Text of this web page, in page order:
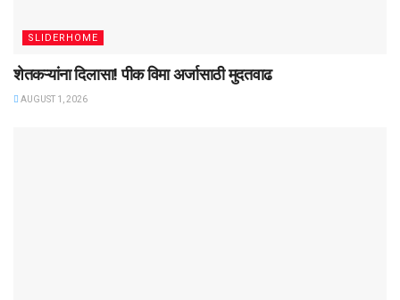
SLIDERHOME
शेतकऱ्यांना दिलासा! पीक विमा अर्जासाठी मुदतवाढ
AUGUST 1, 2026